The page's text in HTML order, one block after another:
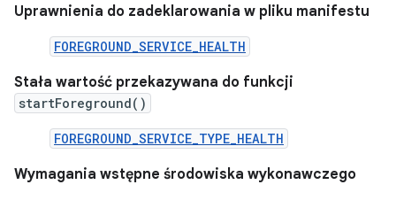
Uprawnienia do zadeklarowania w pliku manifestu
FOREGROUND_SERVICE_HEALTH
Stała wartość przekazywana do funkcji
startForeground()
FOREGROUND_SERVICE_TYPE_HEALTH
Wymagania wstępne środowiska wykonawczego